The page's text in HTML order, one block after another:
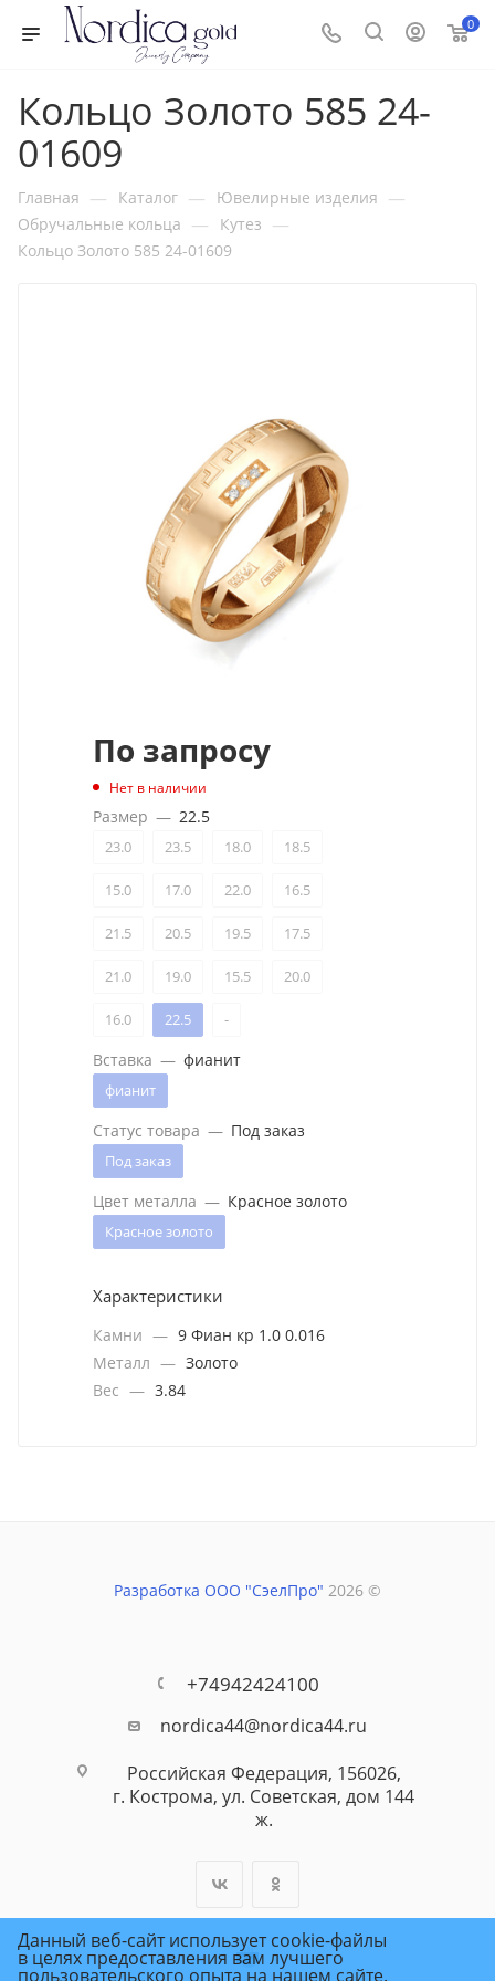
0
Кольцо Золото 585 24-
01609
Главная — Каталог — Ювелирные изделия —
Обручальные кольца — Кутез —
Кольцо Золото 585 24-01609
По запросу
Нет в наличии
Размер — 22.5
23.0 23.5 18.0 18.5
15.0 17.0 22.0 16.5
21.5 20.5 19.5 17.5
21.0 19.0 15.5 20.0
16.0 22.5 -
Вставка — фианит
фианит
Статус товара — Под заказ
Под заказ
Цвет металла — Красное золото
Красное золото
Характеристики
Камни — 9 Фиан кр 1.0 0.016
Металл — Золото
Вес — 3.84
Разработка ООО "СэелПро" 2026 ©
+74942424100
nordica44@nordica44.ru
Российская Федерация, 156026,
г. Кострома, ул. Советская, дом 144
ж.
Данный веб-сайт использует cookie-файлы
в целях предоставления вам лучшего
пользовательского опыта на нашем сайте.